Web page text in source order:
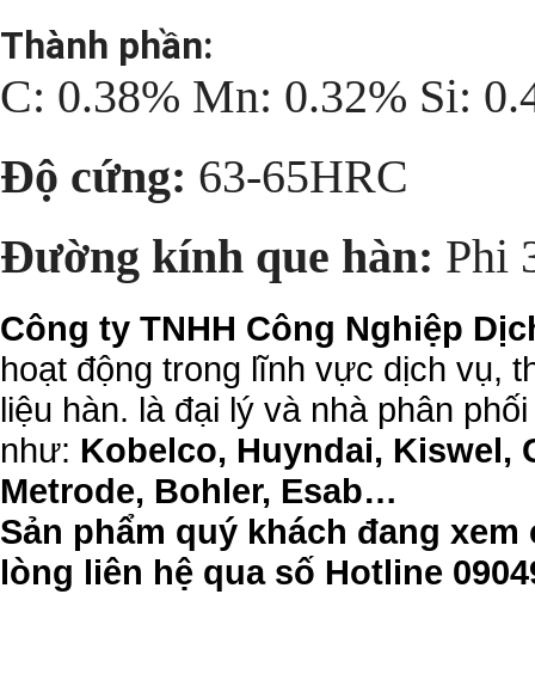
Thành phần:
C: 0.38% Mn: 0.32% Si:
Độ cứng: 63-65HRC
Đường kính que hàn: Phi
Công ty TNHH Công Nghiệp
hoạt động trong lĩnh vực dịch vụ,
liệu hàn. là đại lý và nhà phân
như: Kobelco, Huyndai, Kiswel,
Metrode, Bohler, Esab…
Sản phẩm quý khách đang
lòng liên hệ qua số Hotline